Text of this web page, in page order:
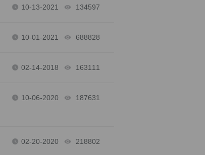
10-13-2021 134597
10-01-2021 688828
02-14-2018 163111
10-06-2020 187631
02-20-2020 218802